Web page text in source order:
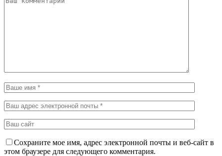
Сохраните мое имя, адрес электронной почты и веб-сайт в
этом браузере для следующего комментария.